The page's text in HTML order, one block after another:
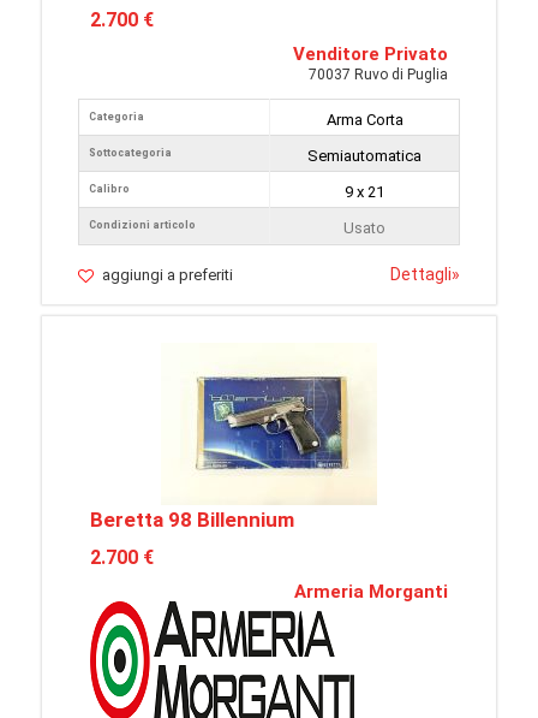
2.700 €
Venditore Privato
70037 Ruvo di Puglia
Categoria
Sottocategoria
Calibro
Condizioni articolo
Arma Corta
Semiautomatica
9 x 21
Usato
aggiungi a preferiti Dettagli»
Beretta 98 Billennium
2.700 €
Armeria Morganti